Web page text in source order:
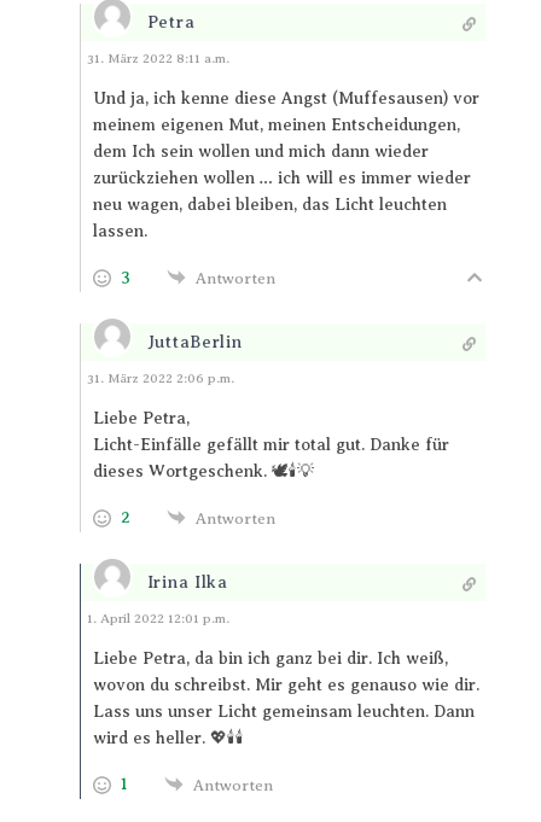
Petra
Antworten
31. März 2022 8:11 a.m.
Und ja, ich kenne diese Angst (Muffesausen) vor
meinem eigenen Mut, meinen Entscheidungen,
dem Ich sein wollen und mich dann wieder
zurückziehen wollen … ich will es immer wieder
neu wagen, dabei bleiben, das Licht leuchten
lassen.
3 Antworten
JuttaBerlin
Antworten
31. März 2022 2:06 p.m.
Liebe Petra,
Licht-Einfälle gefällt mir total gut. Danke für
dieses Wortgeschenk. 🕊️🕯️💡
2 Antworten
Irina Ilka
Antworten
1. April 2022 12:01 p.m.
Liebe Petra, da bin ich ganz bei dir. Ich weiß,
wovon du schreibst. Mir geht es genauso wie dir.
Lass uns unser Licht gemeinsam leuchten. Dann
wird es heller. 💖🕯️🕯️
1 Antworten